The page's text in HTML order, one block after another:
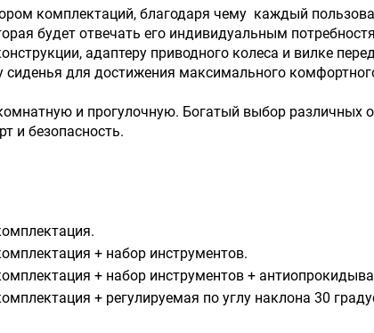
комплектаций, благодаря чему каждый
будет отвечать его индивидуальным
адаптеру приводного колеса и вилке
сиденья для достижения максимального
и прогулочную. Богатый выбор различных
и безопасность.
+ набор инструментов.
+ набор инструментов +
+ регулируемая по углу наклона 30